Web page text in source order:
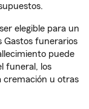
elegible para un
Gastos funerarios
puede
funeral, los
cremación u otras